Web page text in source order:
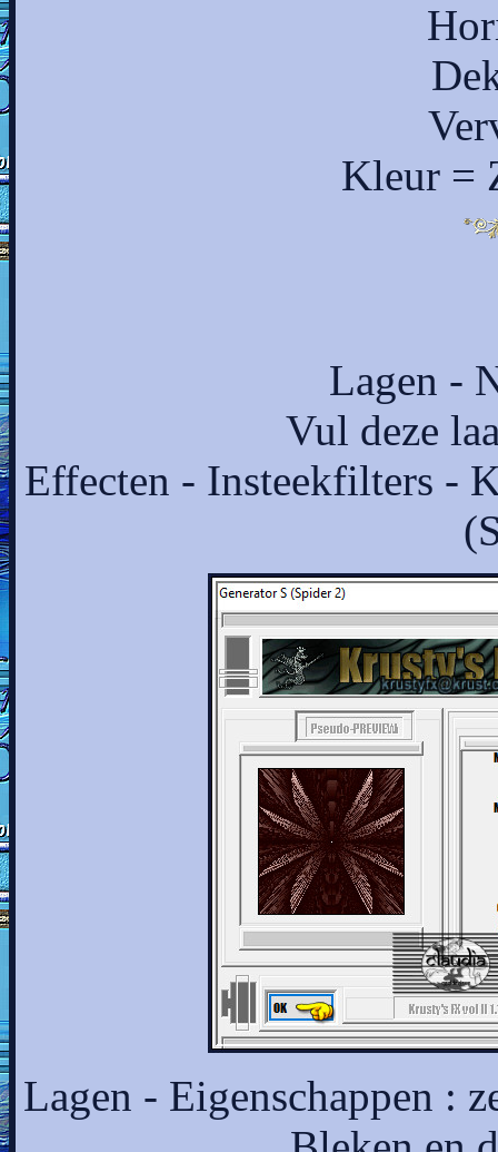
Kleur =
Lagen -
Vul deze
Effecten - Insteekfilters -
Lagen - Eigenschappen :